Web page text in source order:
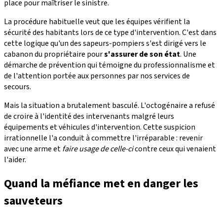
place pour maîtriser le sinistre.
La procédure habituelle veut que les équipes vérifient la
sécurité des habitants lors de ce type d'intervention. C'est dans
cette logique qu'un des sapeurs-pompiers s'est dirigé vers le
cabanon du propriétaire pours'assurer de son état. Une
démarche de prévention qui témoigne du professionnalisme et
de l'attention portée aux personnes par nos services de
secours.
Mais la situation a brutalement basculé. L'octogénaire a refusé
de croire à l'identité des intervenants malgré leurs
équipements et véhicules d'intervention. Cette suspicion
irrationnelle l'a conduit à commettre l'irréparable : revenir
avec une arme etfaire usage de celle-cicontre ceux qui venaient
l'aider.
Quand la méfiance met en danger les
sauveteurs